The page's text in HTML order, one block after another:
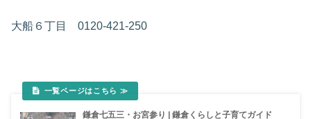
大船６丁目 0120-421-250
鎌倉七五三・お宮参り | 鎌倉くらしと子育てガイド